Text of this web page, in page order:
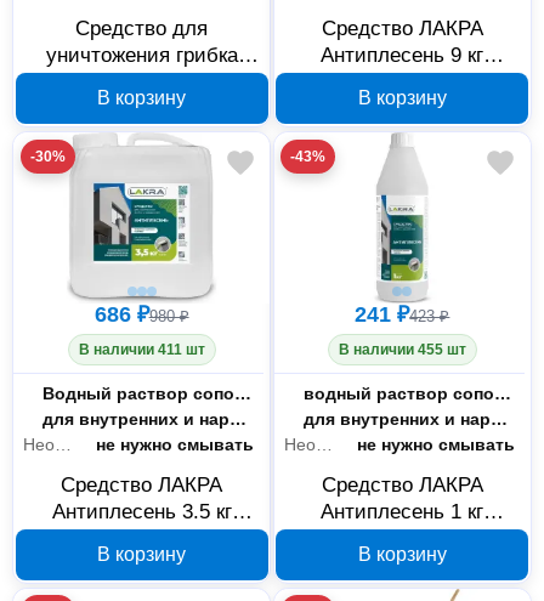
Средство для
уничтожения грибка
0.5 л 90003406668
В корзину
Средство ЛАКРА
Антиплесень 9 кг
В корзину
-30%
686 ₽980 ₽
В наличии 411 шт
Состав
Водный раствор сополимеров гексаметиленгуанидина
Тип работ
для внутренних и наружных работ
не нужно смывать
Средство ЛАКРА
Антиплесень 3.5 кг
В корзину
-43%
241 ₽423 ₽
В наличии 455 шт
Состав
водный раствор сополимеров гексаметиленгуанидина
Тип работ
для внутренних и наружных работ
Необходимость смывки
не нужно смывать
Средство ЛАКРА
Антиплесень 1 кг
В корзину